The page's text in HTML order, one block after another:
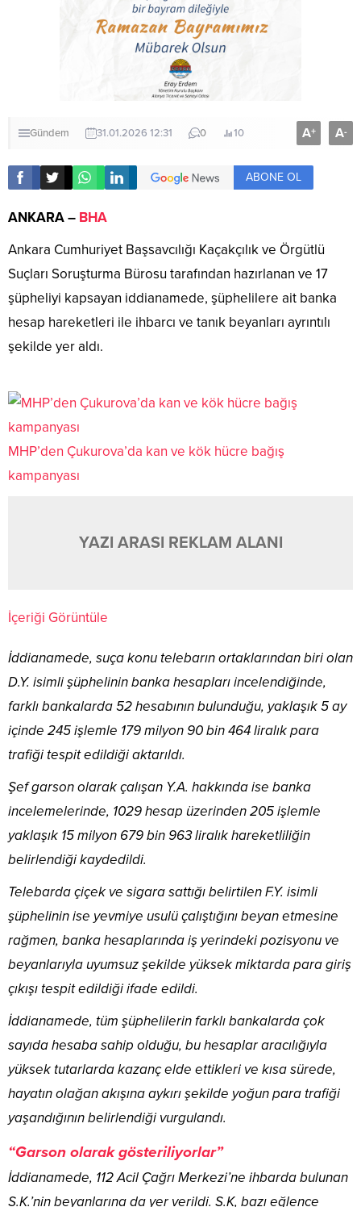
Gündem 31.01.2026 12:31 0 10 A+ A-
ABONE OL
ANKARA – BHA
Ankara Cumhuriyet Başsavcılığı Kaçakçılık ve Örgütlü
Suçları Soruşturma Bürosu tarafından hazırlanan ve 17
şüpheliyi kapsayan iddianamede, şüphelilere ait banka
hesap hareketleri ile ihbarcı ve tanık beyanları ayrıntılı
şekilde yer aldı.
MHP’den Çukurova’da kan ve kök hücre bağış
kampanyası
YAZI ARASI REKLAM ALANI
İçeriği Görüntüle
İddianamede, suça konu telebarın ortaklarından biri olan
D.Y. isimli şüphelinin banka hesapları incelendiğinde,
farklı bankalarda 52 hesabının bulunduğu, yaklaşık 5 ay
içinde 245 işlemle 179 milyon 90 bin 464 liralık para
trafiği tespit edildiği aktarıldı.
Şef garson olarak çalışan Y.A. hakkında ise banka
incelemelerinde, 1029 hesap üzerinden 205 işlemle
yaklaşık 15 milyon 679 bin 963 liralık hareketliliğin
belirlendiği kaydedildi.
Telebarda çiçek ve sigara sattığı belirtilen F.Y. isimli
şüphelinin ise yevmiye usulü çalıştığını beyan etmesine
rağmen, banka hesaplarında iş yerindeki pozisyonu ve
beyanlarıyla uyumsuz şekilde yüksek miktarda para giriş
çıkışı tespit edildiği ifade edildi.
İddianamede, tüm şüphelilerin farklı bankalarda çok
sayıda hesaba sahip olduğu, bu hesaplar aracılığıyla
yüksek tutarlarda kazanç elde ettikleri ve kısa sürede,
hayatın olağan akışına aykırı şekilde yoğun para trafiği
yaşandığının belirlendiği vurgulandı.
“Garson olarak gösteriliyorlar”
İddianamede, 112 Acil Çağrı Merkezi’ne ihbarda bulunan
S.K.’nin beyanlarına da yer verildi. S.K, bazı eğlence